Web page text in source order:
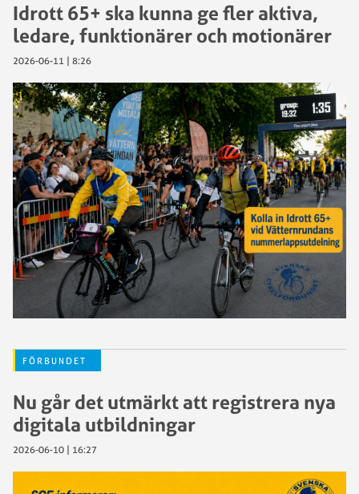
Idrott 65+ ska kunna ge fler aktiva,
ledare, funktionärer och motionärer
2026-06-11 | 8:26
FÖRBUNDET
Nu går det utmärkt att registrera nya
digitala utbildningar
2026-06-10 | 16:27